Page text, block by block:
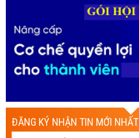
ĐĂNG KÝ NHẬN TIN MỚI NHẤT